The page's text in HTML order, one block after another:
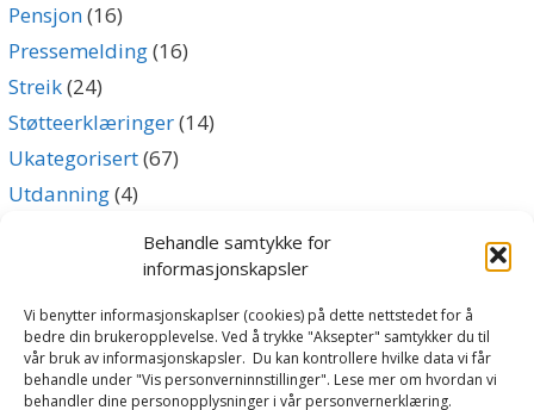
Behandle samtykke for
informasjonskapsler
Vi benytter informasjonskaplser (cookies) på dette nettstedet for å
bedre din brukeropplevelse. Ved å trykke "Aksepter" samtykker du til
vår bruk av informasjonskapsler. Du kan kontrollere hvilke data vi får
behandle under "Vis personverninnstillinger". Lese mer om hvordan vi
behandler dine personopplysninger i vår personvernerklæring.
Pensjon(16)
Pressemelding(16)
Streik(24)
Støtteerklæringer(14)
Ukategorisert(67)
Utdanning(4)
Archives